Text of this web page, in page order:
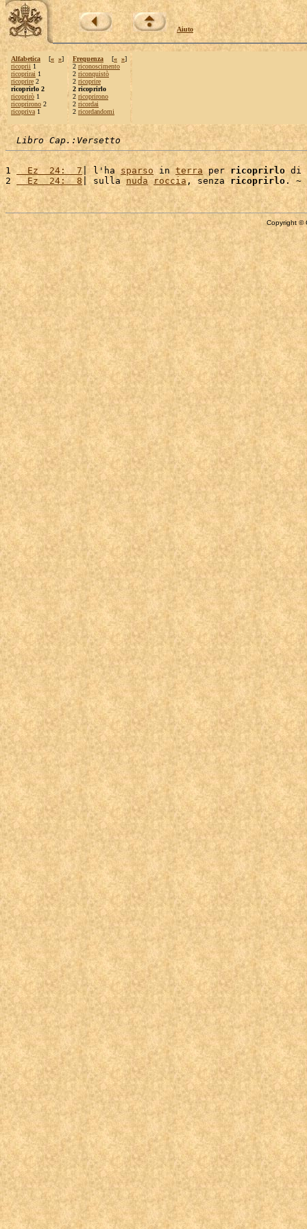
Aiuto
Alfabetica [« »]
ricoprii 1
ricoprirai 1
ricoprire 2
ricoprirlo 2
ricoprirò 1
ricoprirono 2
ricopriva 1
Frequenza [« »]
2 riconoscimento
2 riconquistò
2 ricoprire
2 ricoprirlo
2 ricoprirono
2 ricordai
2 ricordandomi
Libro Cap.:Versetto
1
  Ez  24:  7
| l'ha sparso in terra per ricoprirlo di
2
  Ez  24:  8
| sulla nuda roccia , senza ricoprirlo
Copyright ©